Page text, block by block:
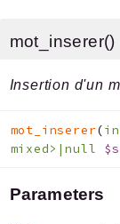
mot_inserer()
Insertion d'un
mot_inserer(
mixed>|null
Parameters